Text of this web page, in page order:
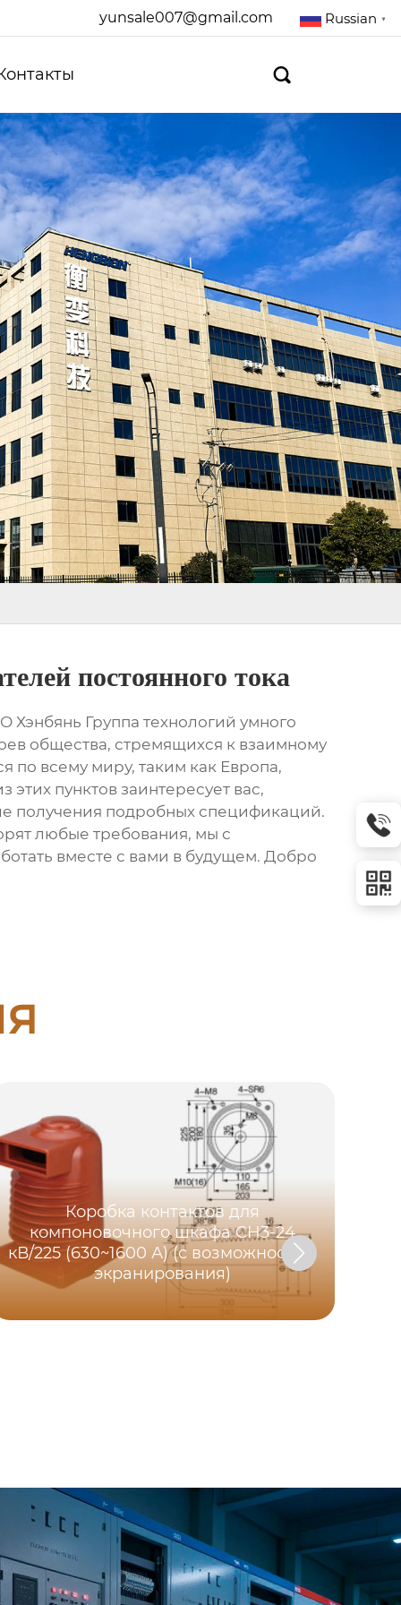
yunsale007@gmail.com Russian ▼

постоянного тока
Группа технологий умного
общества, стремящихся к взаимному
по всему миру, таким как Европа,
пунктов заинтересует вас,
получения подробных спецификаций.
любые требования, мы с
вместе с вами в будущем. Добро
Коробка контактов для
компоновочного шкафа CH3-24
кВ/225 (630~1600 А) (с возможностью
экранирования)